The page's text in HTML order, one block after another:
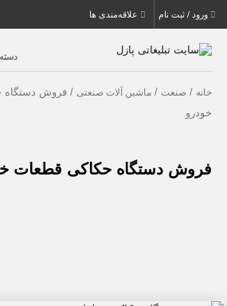
ورود / ثبت نام علاقه‌مندی ها
خانه /صنعت /ماشین آلات صنعتی / فروش دستگاه
خودرو
فروش دستگاه حکاکی قطعات